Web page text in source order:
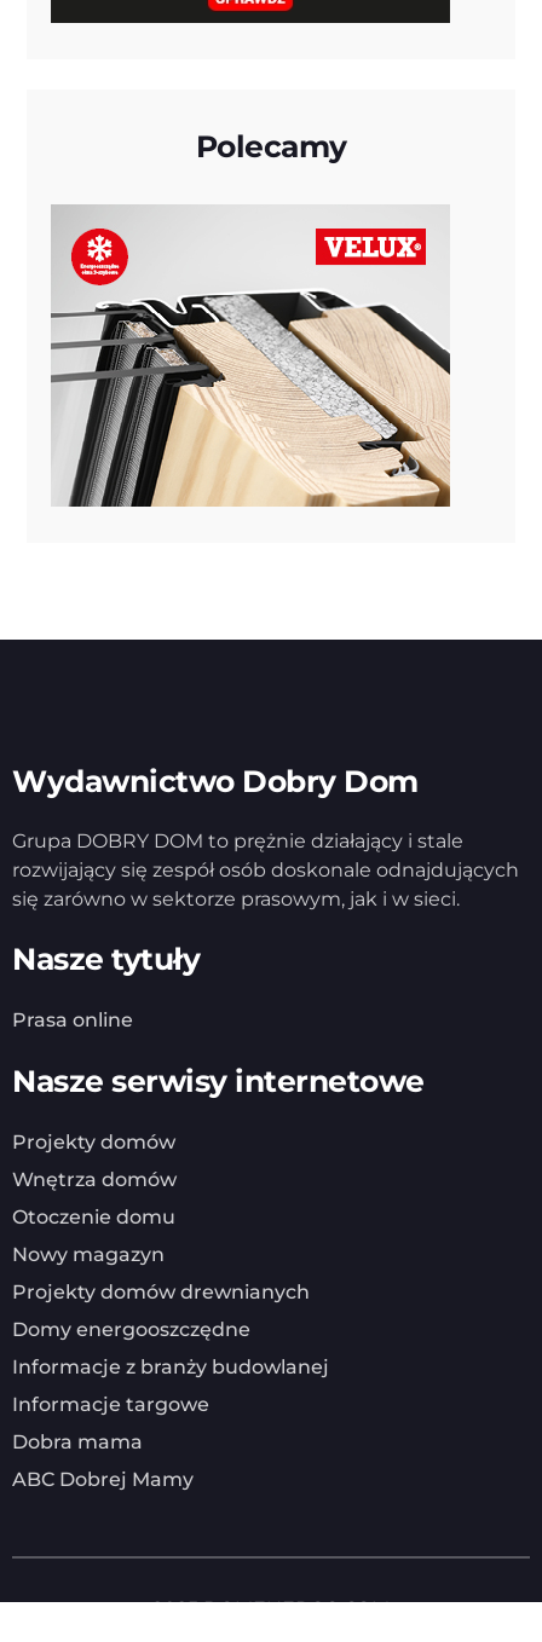
Polecamy
Wydawnictwo Dobry Dom
Grupa DOBRY DOM to prężnie działający i stale
rozwijający się zespół osób doskonale odnajdujących
się zarówno w sektorze prasowym, jak i w sieci.
Nasze tytuły
Prasa online
Nasze serwisy internetowe
Projekty domów
Wnętrza domów
Otoczenie domu
Nowy magazyn
Projekty domów drewnianych
Domy energooszczędne
Informacje z branży budowlanej
Informacje targowe
Dobra mama
ABC Dobrej Mamy
2025DOMENERGO.COM